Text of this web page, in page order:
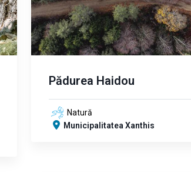
Pădurea Haidou
Natură
Municipalitatea Xanthis